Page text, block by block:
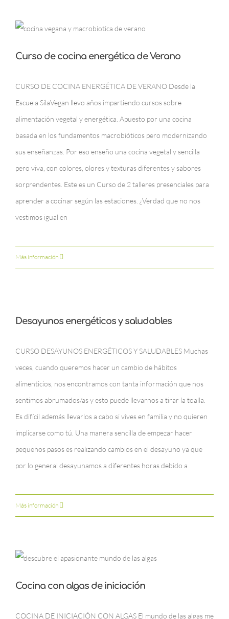
Curso de cocina energética de Verano
CURSO DE COCINA ENERGÉTICA DE VERANO Desde la
Escuela SilaVegan llevo años impartiendo cursos sobre
alimentación vegetal y energética. Apuesto por una cocina
basada en los fundamentos macrobióticos pero modernizando
sus enseñanzas. Por eso enseño una cocina vegetal y sencilla
pero viva, con colores, olores y texturas diferentes y sabores
sorprendentes. Este es un Curso de 2 talleres presenciales para
aprender a cocinar según las estaciones. ¿Verdad que no nos
vestimos igual en
Más información
Desayunos energéticos y saludables
CURSO DESAYUNOS ENERGÉTICOS Y SALUDABLES Muchas
veces, cuando queremos hacer un cambio de hábitos
alimenticios, nos encontramos con tanta información que nos
sentimos abrumados/as y esto puede llevarnos a tirar la toalla.
Es difícil además llevarlos a cabo si vives en familia y no quieren
implicarse como tú. Una manera sencilla de empezar hacer
pequeños pasos es realizando cambios en el desayuno ya que
por lo general desayunamos a diferentes horas debido a
Más información
Cocina con algas de iniciación
COCINA DE INICIACIÓN CON ALGAS El mundo de las algas me